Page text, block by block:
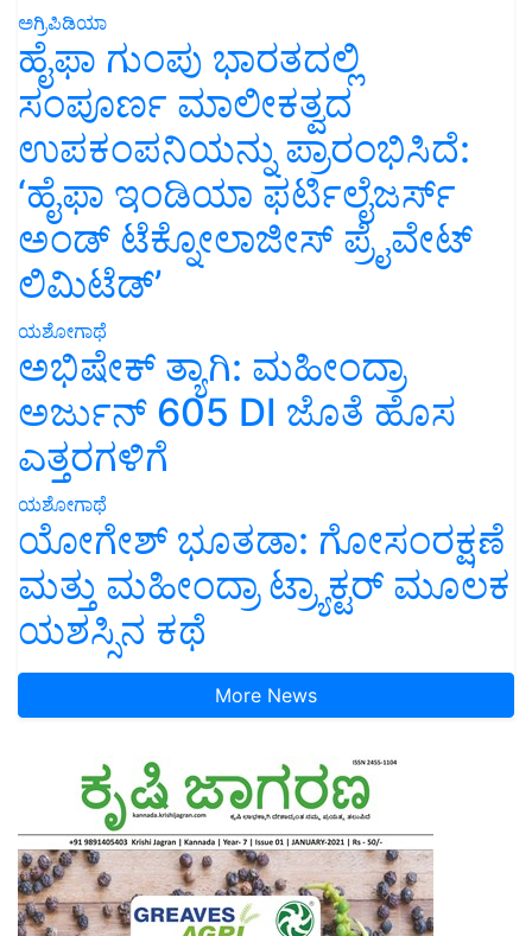
ಅಗ್ರಿಪಿಡಿಯಾ
ಹೈಫಾ ಗುಂಪು ಭಾರತದಲ್ಲಿ
ಸಂಪೂರ್ಣ ಮಾಲೀಕತ್ವದ
ಉಪಕಂಪನಿಯನ್ನು ಪ್ರಾರಂಭಿಸಿದೆ:
‘ಹೈಫಾ ಇಂಡಿಯಾ ಫರ್ಟಿಲೈಜರ್ಸ್
ಅಂಡ್ ಟೆಕ್ನೋಲಾಜೀಸ್ ಪ್ರೈವೇಟ್
ಲಿಮಿಟೆಡ್’
ಯಶೋಗಾಥೆ
ಅಭಿಷೇಕ್ ತ್ಯಾಗಿ: ಮಹೀಂದ್ರಾ
ಅರ್ಜುನ್ 605 DI ಜೊತೆ ಹೊಸ
ಎತ್ತರಗಳಿಗೆ
ಯಶೋಗಾಥೆ
ಯೋಗೇಶ್ ಭೂತಡಾ: ಗೋಸಂರಕ್ಷಣೆ
ಮತ್ತು ಮಹೀಂದ್ರಾ ಟ್ರ್ಯಾಕ್ಟರ್ ಮೂಲಕ
ಯಶಸ್ಸಿನ ಕಥೆ
More News